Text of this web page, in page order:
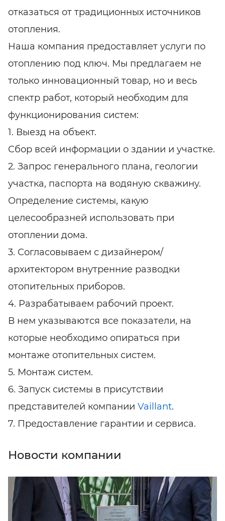
отказаться от традиционных источников
отопления.
Наша компания предоставляет услуги по
отоплению под ключ. Мы предлагаем не
только инновационный товар, но и весь
спектр работ, который необходим для
функционирования систем:
1. Выезд на объект.
Сбор всей информации о здании и участке.
2. Запрос генерального плана, геологии
участка, паспорта на водяную скважину.
Определение системы, какую
целесообразней использовать при
отоплении дома.
3. Согласовываем с дизайнером/
архитектором внутренние разводки
отопительных приборов.
4. Разрабатываем рабочий проект.
В нем указываются все показатели, на
которые необходимо опираться при
монтаже отопительных систем.
5. Монтаж систем.
6. Запуск системы в присутствии
представителей компании Vaillant.
7. Предоставление гарантии и сервиса.
Новости компании